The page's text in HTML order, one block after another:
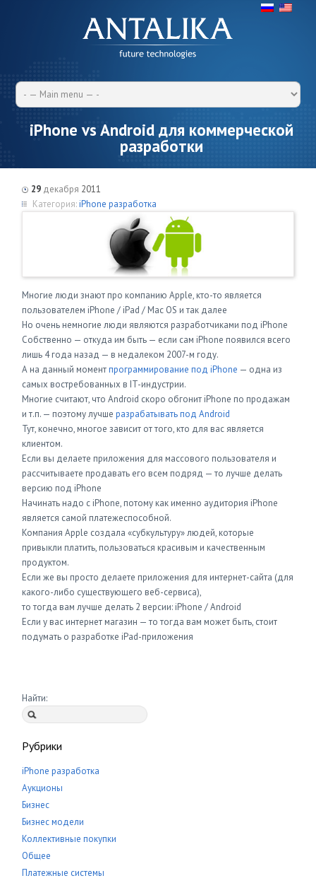
iPhone vs Android для коммерческой
разработки
29 декабря 2011
Категория:iPhone разработка
Многие люди знают про компанию Apple, кто-то является
пользователем iPhone / iPad / Mac OS и так далее
Но очень немногие люди являются разработчиками под iPhone
Собственно — откуда им быть — если сам iPhone появился всего
лишь 4 года назад — в недалеком 2007-м году.
А на данный моментпрограммирование под iPhone — одна из
самых востребованных в IT-индустрии.
Многие считают, что Android скоро обгонит iPhone по продажам
и т.п. — поэтому лучшеразрабатывать под Android
Тут, конечно, многое зависит от того, кто для вас является
клиентом.
Если вы делаете приложения для массового пользователя и
рассчитываете продавать его всем подряд — то лучше делать
версию под iPhone
Начинать надо с iPhone, потому как именно аудитория iPhone
является самой платежеспособной.
Компания Apple создала «субкультуру» людей, которые
привыкли платить, пользоваться красивым и качественным
продуктом.
Если же вы просто делаете приложения для интернет-сайта (для
какого-либо существующего веб-сервиса),
то тогда вам лучше делать 2 версии: iPhone / Android
Если у вас интернет магазин — то тогда вам может быть, стоит
подумать о разработке iPad-приложения
Найти:
Рубрики
iPhone разработка
Аукционы
Бизнес
Бизнес модели
Коллективные покупки
Общее
Платежные системы